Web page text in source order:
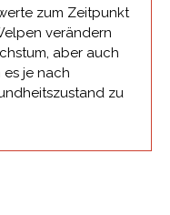
zum Zeitpunkt
verändern
aber auch
je nach
zu